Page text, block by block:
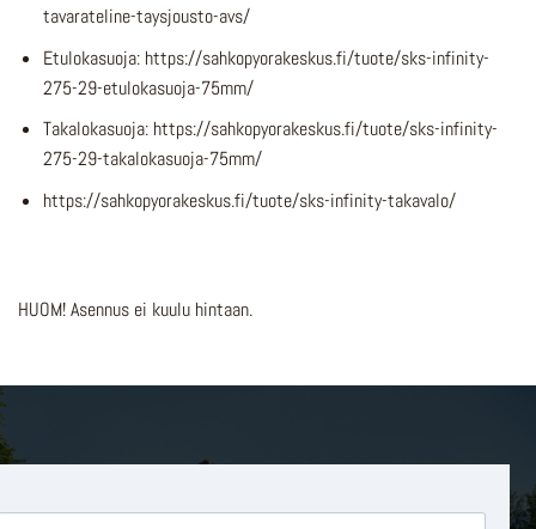
tavarateline-taysjousto-avs/
Etulokasuoja: https://sahkopyorakeskus.fi/tuote/sks-infinity-
275-29-etulokasuoja-75mm/
Takalokasuoja: https://sahkopyorakeskus.fi/tuote/sks-infinity-
275-29-takalokasuoja-75mm/
https://sahkopyorakeskus.fi/tuote/sks-infinity-takavalo/
HUOM! Asennus ei kuulu hintaan.